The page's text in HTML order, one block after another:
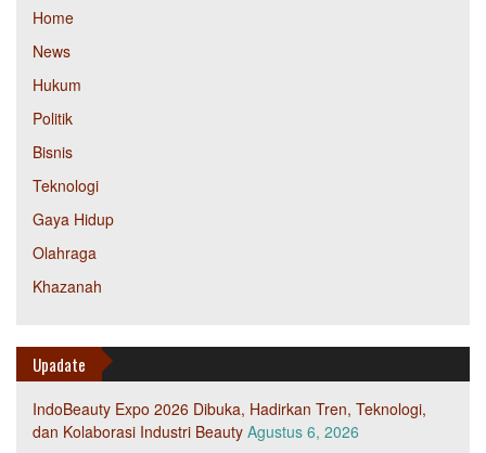
Home
News
Hukum
Politik
Bisnis
Teknologi
Gaya Hidup
Olahraga
Khazanah
Upadate
IndoBeauty Expo 2026 Dibuka, Hadirkan Tren, Teknologi,
dan Kolaborasi Industri Beauty Agustus 6, 2026